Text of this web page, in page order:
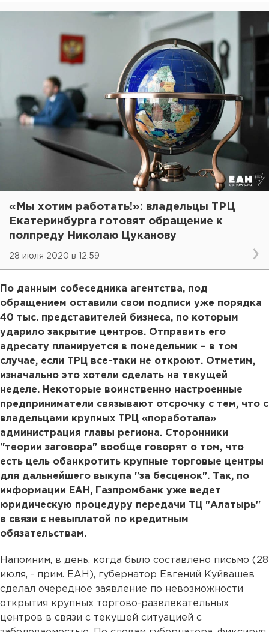
«Мы хотим работать!»: владельцы ТРЦ
Екатеринбурга готовят обращение к
полпреду Николаю Цуканову
28 июля 2020 в 12:59
По данным собеседника агентства, под
обращением оставили свои подписи уже порядка
40 тыс. представителей бизнеса, по которым
ударило закрытие центров. Отправить его
адресату планируется в понедельник – в том
случае, если ТРЦ все-таки не откроют. Отметим,
изначально это хотели сделать на текущей
неделе. Некоторые воинственно настроенные
предприниматели связывают отсрочку с тем, что с
владельцами крупных ТРЦ «поработала»
администрация главы региона. Сторонники
"теории заговора" вообще говорят о том, что
есть цель обанкротить крупные торговые центры
для дальнейшего выкупа "за бесценок". Так, по
информации ЕАН, Газпромбанк уже ведет
юридическую процедуру передачи ТЦ "Алатырь"
в связи с невыплатой по кредитным
обязательствам.
Напомним, в день, когда было составлено письмо (28
июля, - прим. ЕАН), губернатор Евгений Куйвашев
сделал очередное заявление по невозможности
открытия крупных торгово-развлекательных
центров в связи с текущей ситуацией с